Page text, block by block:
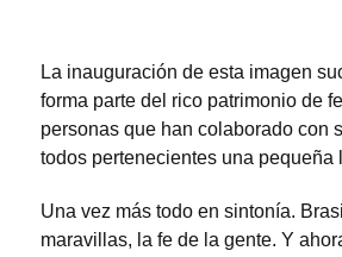
La inauguración de esta imagen
forma parte del rico patrimonio de
personas que han colaborado con
todos pertenecientes una pequeña
Una vez más todo en sintonía.
maravillas, la fe de la gente. Y